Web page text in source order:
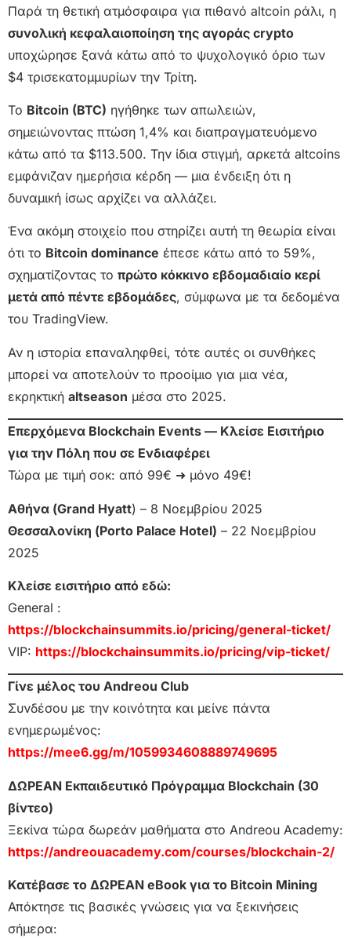
Παρά τη θετική ατμόσφαιρα για πιθανό altcoin ράλι, η
συνολική κεφαλαιοποίηση της αγοράς crypto
υποχώρησε ξανά κάτω από το ψυχολογικό όριο των
$4 τρισεκατομμυρίων την Τρίτη.
Το Bitcoin (BTC) ηγήθηκε των απωλειών,
σημειώνοντας πτώση 1,4% και διαπραγματευόμενο
κάτω από τα $113.500. Την ίδια στιγμή, αρκετά altcoins
εμφάνιζαν ημερήσια κέρδη — μια ένδειξη ότι η
δυναμική ίσως αρχίζει να αλλάζει.
Ένα ακόμη στοιχείο που στηρίζει αυτή τη θεωρία είναι
ότι το Bitcoin dominance έπεσε κάτω από το 59%,
σχηματίζοντας το πρώτο κόκκινο εβδομαδιαίο κερί
μετά από πέντε εβδομάδες, σύμφωνα με τα δεδομένα
του TradingView.
Αν η ιστορία επαναληφθεί, τότε αυτές οι συνθήκες
μπορεί να αποτελούν το προοίμιο για μια νέα,
εκρηκτική altseason μέσα στο 2025.
Επερχόμενα Blockchain Events — Κλείσε Εισιτήριο
για την Πόλη που σε Ενδιαφέρει
Τώρα με τιμή σοκ: από 99€ ➜ μόνο 49€!
Αθήνα (Grand Hyatt) – 8 Νοεμβρίου 2025
Θεσσαλονίκη (Porto Palace Hotel) – 22 Νοεμβρίου
2025
Κλείσε εισιτήριο από εδώ:
General :
https://blockchainsummits.io/pricing/general-ticket/
VIP: https://blockchainsummits.io/pricing/vip-ticket/
Γίνε μέλος του Andreou Club
Συνδέσου με την κοινότητα και μείνε πάντα
ενημερωμένος:
https://mee6.gg/m/1059934608889749695
ΔΩΡΕΑΝ Εκπαιδευτικό Πρόγραμμα Blockchain (30
βίντεο)
Ξεκίνα τώρα δωρεάν μαθήματα στο Andreou Academy:
https://andreouacademy.com/courses/blockchain-2/
Κατέβασε το ΔΩΡΕΑΝ eBook για το Bitcoin Mining
Απόκτησε τις βασικές γνώσεις για να ξεκινήσεις
σήμερα: